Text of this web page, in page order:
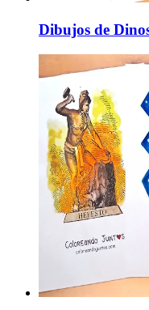
Dibujos de